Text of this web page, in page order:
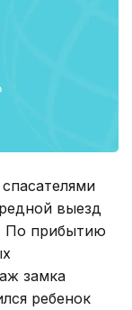
выезд
По прибытию
замка
ребенок